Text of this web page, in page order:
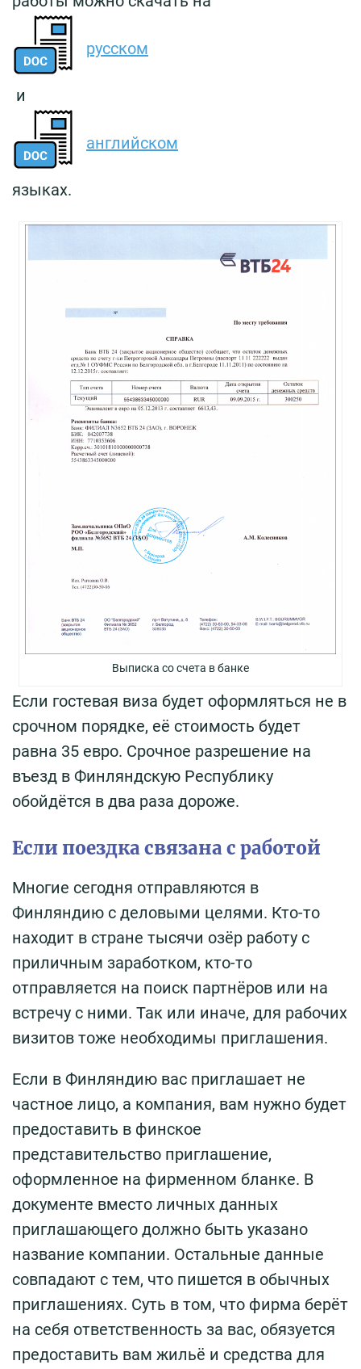
русском
и
английском
языках.
Выписка со счета в банке
Если гостевая виза будет оформляться не в
срочном порядке, её стоимость будет
равна 35 евро. Срочное разрешение на
въезд в Финляндскую Республику
обойдётся в два раза дороже.
Если поездка связана с работой
Многие сегодня отправляются в
Финляндию с деловыми целями. Кто-то
находит в стране тысячи озёр работу с
приличным заработком, кто-то
отправляется на поиск партнёров или на
встречу с ними. Так или иначе, для рабочих
визитов тоже необходимы приглашения.
Если в Финляндию вас приглашает не
частное лицо, а компания, вам нужно будет
предоставить в финское
представительство приглашение,
оформленное на фирменном бланке. В
документе вместо личных данных
приглашающего должно быть указано
название компании. Остальные данные
совпадают с тем, что пишется в обычных
приглашениях. Суть в том, что фирма берёт
на себя ответственность за вас, обязуется
предоставить вам жильё и средства для